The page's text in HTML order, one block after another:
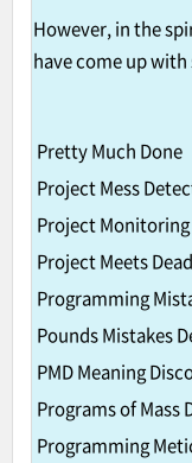
However, in the
have come up
Pretty Much Done
Project Mess
Project
Project Meets
Programming
Pounds Mistakes
PMD Meaning
Programs of Mass
Programming